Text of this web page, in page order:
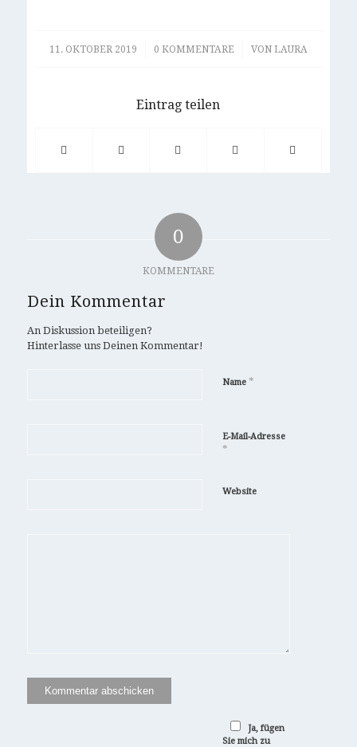
11. OKTOBER 2019
/ 0 KOMMENTARE
/ VON LAURA
Eintrag teilen
0
KOMMENTARE
Dein Kommentar
An Diskussion beteiligen?
Hinterlasse uns Deinen Kommentar!
Name *
E-Mail-Adresse
*
Website
Ja, fügen
Sie mich zu